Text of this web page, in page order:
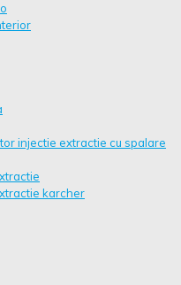
injectie extractie cu spalare
karcher